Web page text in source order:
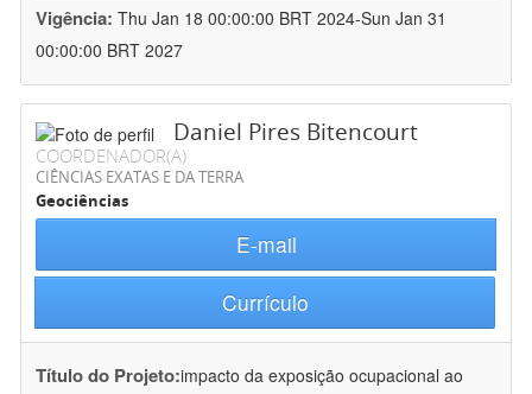
Vigência: Thu Jan 18 00:00:00 BRT 2024-Sun Jan 31
00:00:00 BRT 2027
Daniel Pires Bitencourt
COORDENADOR(A)
CIÊNCIAS EXATAS E DA TERRA
Geociências
E-mail
Currículo
Título do Projeto:impacto da exposição ocupacional ao